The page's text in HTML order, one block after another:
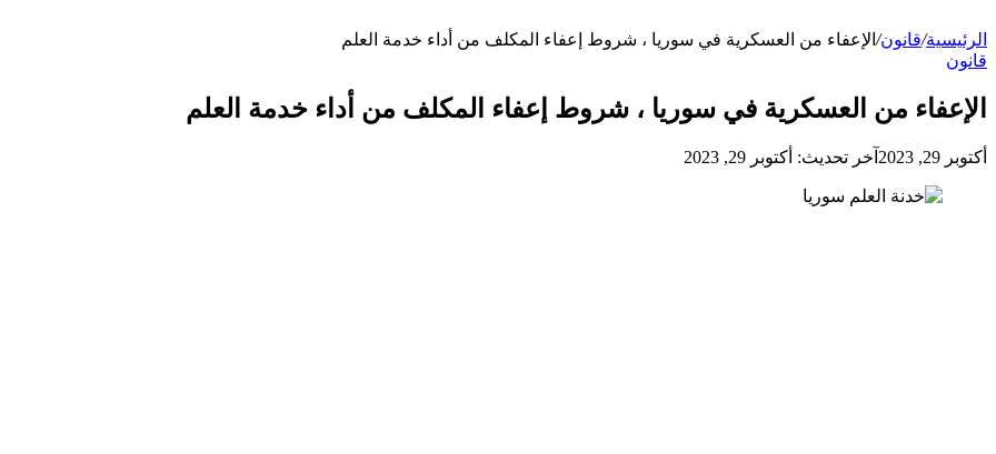
الرئيسية/قانون/ الإعفاء من العسكرية في سوريا ، شروط إعفاء المكلف من أداء خدمة العلم
قانون
الإعفاء من العسكرية في سوريا ، شروط إعفاء المكلف من أداء خدمة العلم
أكتوبر 29, 2023 آخر تحديث: أكتوبر 29, 2023